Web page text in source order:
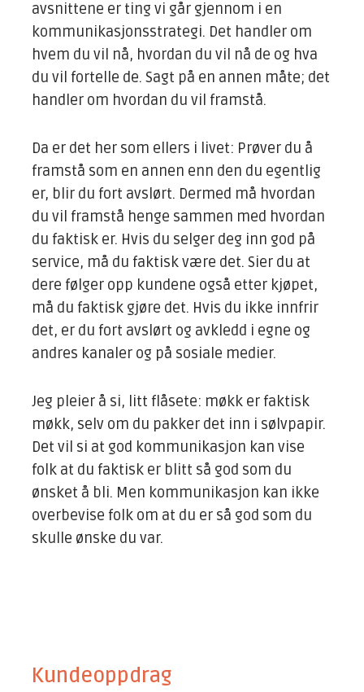
avsnittene er ting vi går gjennom i en
kommunikasjonsstrategi. Det handler om
hvem du vil nå, hvordan du vil nå de og hva
du vil fortelle de. Sagt på en annen måte; det
handler om hvordan du vil framstå.
Da er det her som ellers i livet: Prøver du å
framstå som en annen enn den du egentlig
er, blir du fort avslørt. Dermed må hvordan
du vil framstå henge sammen med hvordan
du faktisk er. Hvis du selger deg inn god på
service, må du faktisk være det. Sier du at
dere følger opp kundene også etter kjøpet,
må du faktisk gjøre det. Hvis du ikke innfrir
det, er du fort avslørt og avkledd i egne og
andres kanaler og på sosiale medier.
Jeg pleier å si, litt flåsete: møkk er faktisk
møkk, selv om du pakker det inn i sølvpapir.
Det vil si at god kommunikasjon kan vise
folk at du faktisk er blitt så god som du
ønsket å bli. Men kommunikasjon kan ikke
overbevise folk om at du er så god som du
skulle ønske du var.
Kundeoppdrag